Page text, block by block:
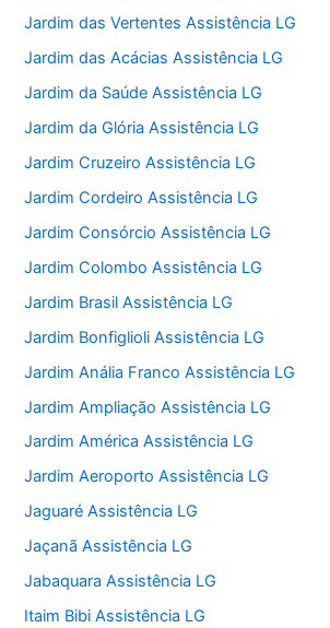
Jardim das Vertentes Assistência LG
Jardim das Acácias Assistência LG
Jardim da Saúde Assistência LG
Jardim da Glória Assistência LG
Jardim Cruzeiro Assistência LG
Jardim Cordeiro Assistência LG
Jardim Consórcio Assistência LG
Jardim Colombo Assistência LG
Jardim Brasil Assistência LG
Jardim Bonfiglioli Assistência LG
Jardim Anália Franco Assistência LG
Jardim Ampliação Assistência LG
Jardim América Assistência LG
Jardim Aeroporto Assistência LG
Jaguaré Assistência LG
Jaçanã Assistência LG
Jabaquara Assistência LG
Itaim Bibi Assistência LG